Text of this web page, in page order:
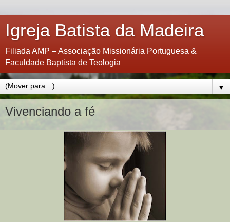
Igreja Batista da Madeira
Filiada AMP – Associação Missionária Portuguesa &
Faculdade Baptista de Teologia
▼
Vivenciando a fé